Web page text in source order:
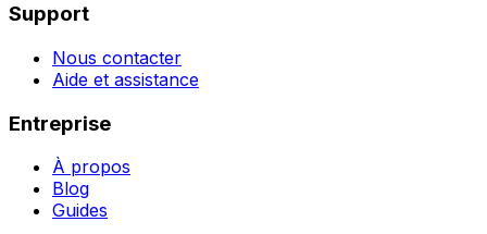
Support
Nous contacter
Aide et assistance
Entreprise
À propos
Blog
Guides